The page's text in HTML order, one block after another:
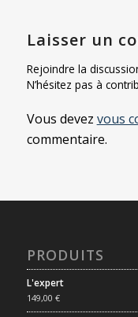
Laisser un
Rejoindre la
N’hésitez pas à
Vous devez vous
commentaire.
PRODUITS
L'expert
149,00 €